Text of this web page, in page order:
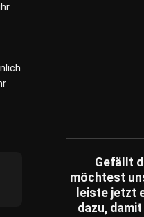
Gefällt
möchtest
leiste jetzt
dazu,